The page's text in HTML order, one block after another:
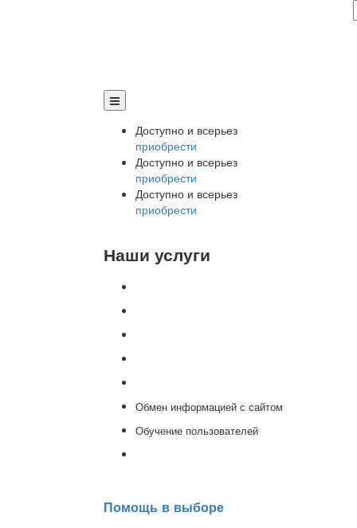
Доступно и всерьез
приобрести
Доступно и всерьез
приобрести
Доступно и всерьез
приобрести
Наши услуги
Обмен информацией с сайтом
Обучение пользователей
Помощь в выборе